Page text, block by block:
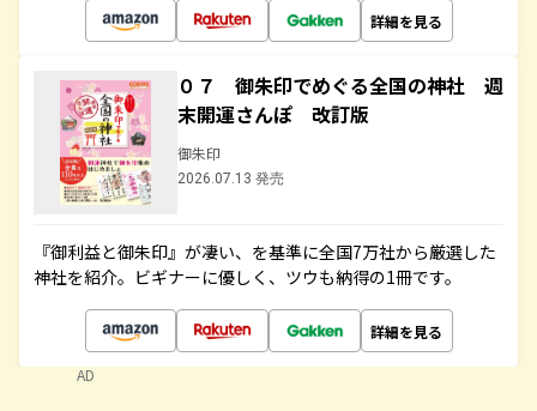
詳細を見る
０７ 御朱印でめぐる全国の神社 週
末開運さんぽ 改訂版
御朱印
2026.07.13 発売
『御利益と御朱印』が凄い、を基準に全国7万社から厳選した
神社を紹介。ビギナーに優しく、ツウも納得の1冊です。
詳細を見る
AD